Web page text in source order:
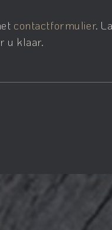
contactformulier.
u klaar.